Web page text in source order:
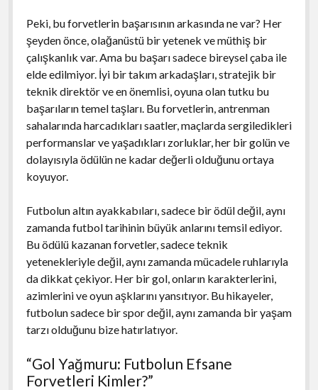
Peki, bu forvetlerin başarısının arkasında ne var? Her
şeyden önce, olağanüstü bir yetenek ve müthiş bir
çalışkanlık var. Ama bu başarı sadece bireysel çaba ile
elde edilmiyor. İyi bir takım arkadaşları, stratejik bir
teknik direktör ve en önemlisi, oyuna olan tutku bu
başarıların temel taşları. Bu forvetlerin, antrenman
sahalarında harcadıkları saatler, maçlarda sergiledikleri
performanslar ve yaşadıkları zorluklar, her bir golün ve
dolayısıyla ödülün ne kadar değerli olduğunu ortaya
koyuyor.
Futbolun altın ayakkabıları, sadece bir ödül değil, aynı
zamanda futbol tarihinin büyük anlarını temsil ediyor.
Bu ödülü kazanan forvetler, sadece teknik
yetenekleriyle değil, aynı zamanda mücadele ruhlarıyla
da dikkat çekiyor. Her bir gol, onların karakterlerini,
azimlerini ve oyun aşklarını yansıtıyor. Bu hikayeler,
futbolun sadece bir spor değil, aynı zamanda bir yaşam
tarzı olduğunu bize hatırlatıyor.
“Gol Yağmuru: Futbolun Efsane
Forvetleri Kimler?”